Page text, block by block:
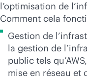
l’optimisation de
Comment cela
Gestion de
la gestion de
public tels
mise en réseau et